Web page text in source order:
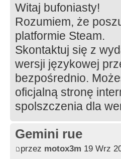
Witaj bufoniasty!
Rozumiem, że
platformie Steam.
Skontaktuj się z
wersji językowej
bezpośrednio.
oficjalną stronę
spolszczenia dla
Gemini rue
przez motox3m 19 Wrz